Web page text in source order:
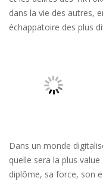
dans la vie des autres,
échappatoire des plus
Dans un monde
quelle sera la plus
diplôme, sa force, son